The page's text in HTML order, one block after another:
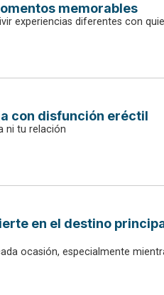
memorables
experiencias diferentes con
con disfunción eréctil
ni tu relación
en el destino
ocasión, especialmente